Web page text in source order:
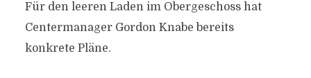
Für den leeren Laden im Obergeschoss hat
Centermanager Gordon Knabe bereits
konkrete Pläne.